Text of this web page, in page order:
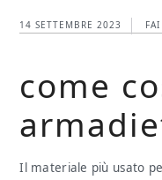
14 SETTEMBRE 2023
come
Il materiale più usato